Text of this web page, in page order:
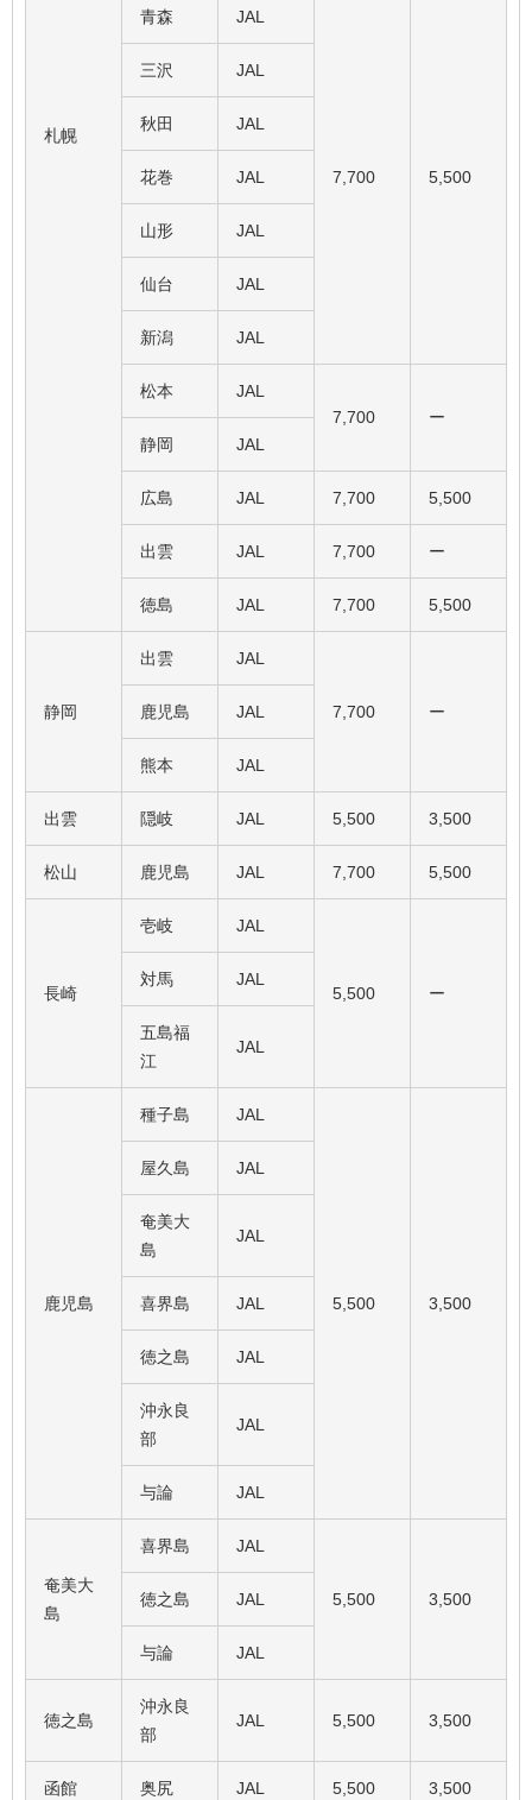
札幌
青森 JAL
7,700 5,500
三沢 JAL
秋田 JAL
花巻 JAL
山形 JAL
仙台 JAL
新潟 JAL
松本
JAL
7,700
ー
静岡
JAL
広島 JAL 7,700 5,500
出雲 JAL 7,700 ー
徳島 JAL 7,700 5,500
静岡
出雲 JAL
7,700 ー
鹿児島 JAL
熊本 JAL
出雲 隠岐 JAL 5,500 3,500
松山 鹿児島 JAL 7,700 5,500
長崎
壱岐 JAL
5,500 ー
対馬 JAL
五島福
江
JAL
鹿児島
種子島 JAL
5,500 3,500
屋久島 JAL
奄美大
島
JAL
喜界島 JAL
徳之島 JAL
沖永良
部
JAL
与論 JAL
奄美大
島
喜界島 JAL
5,500 3,500
徳之島 JAL
与論 JAL
徳之島
沖永良
部
JAL 5,500 3,500
函館 奥尻 JAL 5,500 3,500